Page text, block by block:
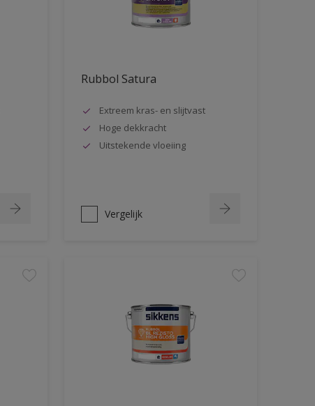
Rubbol Satura
Extreem kras- en slijtvast
Hoge dekkracht
Uitstekende vloeiing
Vergelijk